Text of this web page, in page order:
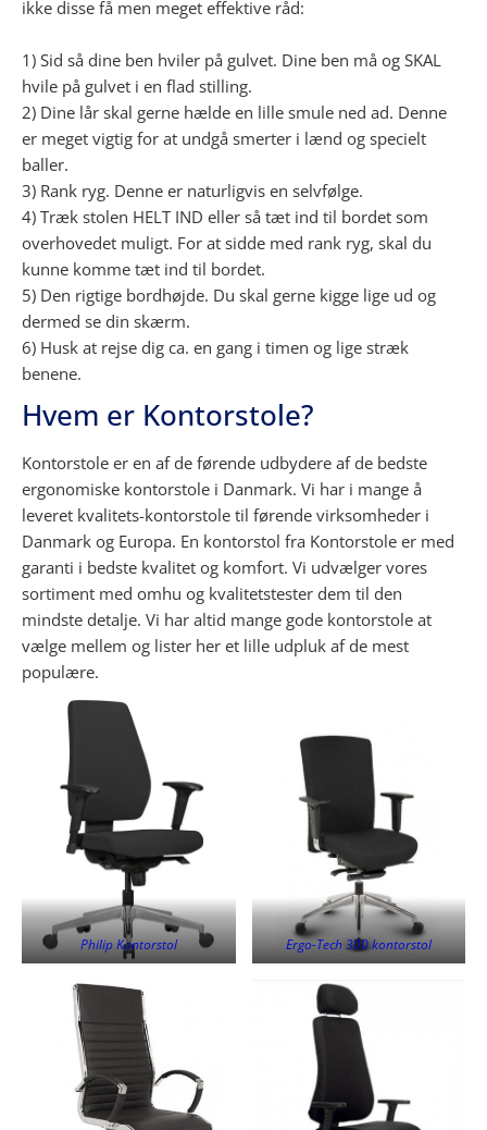
ikke disse få men meget effektive råd:
1) Sid så dine ben hviler på gulvet. Dine ben må og SKAL
hvile på gulvet i en flad stilling.
2) Dine lår skal gerne hælde en lille smule ned ad. Denne
er meget vigtig for at undgå smerter i lænd og specielt
baller.
3) Rank ryg. Denne er naturligvis en selvfølge.
4) Træk stolen HELT IND eller så tæt ind til bordet som
overhovedet muligt. For at sidde med rank ryg, skal du
kunne komme tæt ind til bordet.
5) Den rigtige bordhøjde. Du skal gerne kigge lige ud og
dermed se din skærm.
6) Husk at rejse dig ca. en gang i timen og lige stræk
benene.
Hvem er Kontorstole?
Kontorstole er en af de førende udbydere af de bedste
ergonomiske kontorstole i Danmark. Vi har i mange å
leveret kvalitets-kontorstole til førende virksomheder i
Danmark og Europa. En kontorstol fra Kontorstole er med
garanti i bedste kvalitet og komfort. Vi udvælger vores
sortiment med omhu og kvalitetstester dem til den
mindste detalje. Vi har altid mange gode kontorstole at
vælge mellem og lister her et lille udpluk af de mest
populære.
Philip Kontorstol Ergo-Tech 300 kontorstol